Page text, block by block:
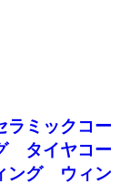
ラミックコー
タイヤコー
ング ウィン